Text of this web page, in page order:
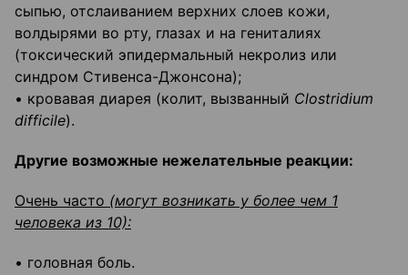
сыпью, отслаиванием верхних слоев кожи,
волдырями во рту, глазах и на гениталиях
(токсический эпидермальный некролиз или
синдром Стивенса-Джонсона);
• кровавая диарея (колит, вызванный Clostridium
difficile).
Другие возможные нежелательные реакции:
Очень часто (могут возникать у более чем 1
человека из 10):
• головная боль.